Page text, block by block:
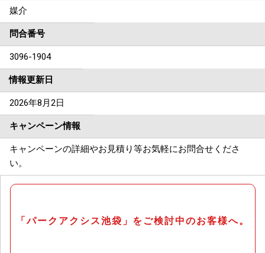
媒介
問合番号
3096-1904
情報更新日
2026年8月2日
キャンペーン情報
キャンペーンの詳細やお見積り等お気軽にお問合せくださ
い。
「パークアクシス池袋」をご検討中のお客様へ。